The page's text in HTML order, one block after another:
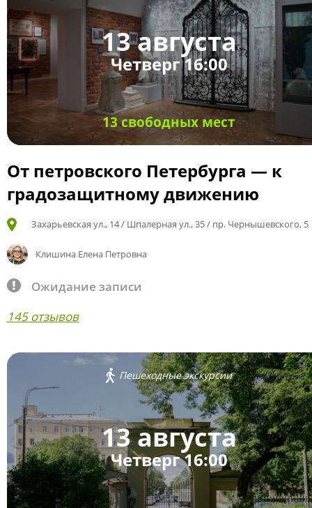
13 августа
Четверг 16:00
13 свободных мест
От петровского Петербурга — к
градозащитному движению
Захарьевская ул., 14 / Шпалерная ул., 35 / пр. Чернышевского, 5
Клишина Елена Петровна
Ожидание записи
145 отзывов
Пешеходные экскурсии
13 августа
Четверг 16:00